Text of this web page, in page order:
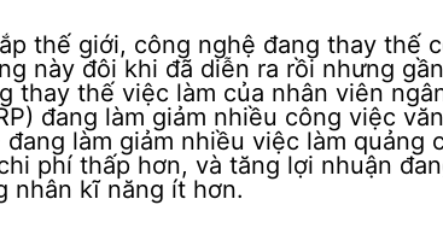
thế giới, công nghệ đang thay thế
này đôi khi đã diễn ra rồi nhưng
thay thế việc làm của nhân viên
đang làm giảm nhiều công việc
làm giảm nhiều việc làm quảng
phí thấp hơn, và tăng lợi nhuận
nhân kĩ năng ít hơn.